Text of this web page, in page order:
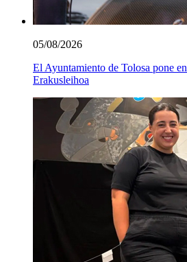
05/08/2026
El Ayuntamiento de Tolosa pone
Erakusleihoa